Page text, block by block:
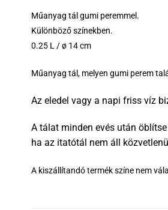
Műanyag tál gumi peremmel.
Különböző színekben.
0.25 L / ø 14 cm
Műanyag tál, melyen gumi perem
Az eledel vagy a napi friss víz
A tálat minden evés után
ha az itatótál nem áll
A kiszállítandó termék színe nem